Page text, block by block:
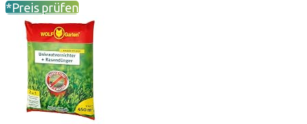
*Preis prüfen